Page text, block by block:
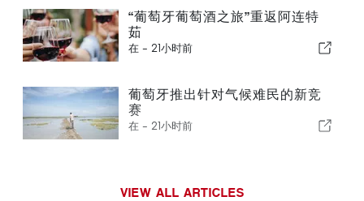
“葡萄牙葡萄酒之旅”重返阿连特
茹
在 - 21小时前
葡萄牙推出针对气候难民的新竞
赛
在 - 21小时前
VIEW ALL ARTICLES